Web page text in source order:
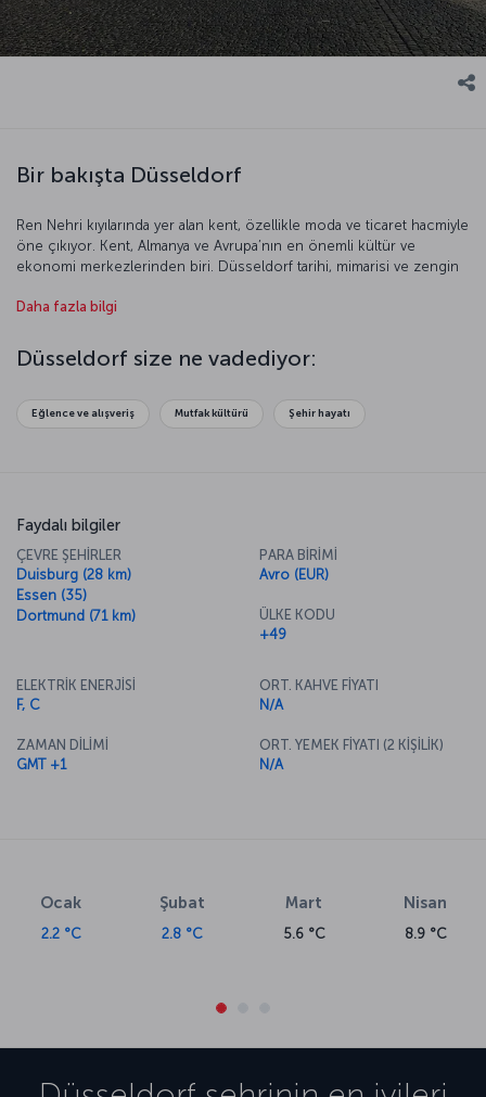
Bir bakışta Düsseldorf
Ren Nehri kıyılarında yer alan kent, özellikle moda ve ticaret hacmiyle
öne çıkıyor. Kent, Almanya ve Avrupa’nın en önemli kültür ve
ekonomi merkezlerinden biri. Düsseldorf tarihi, mimarisi ve zengin
sahipliği yapan Düsseldorf, özellikle yabancı turistler tarafından
da korumayı başarmış görünüyor. Gelin bu etkileyici kente daha
yakından bakalım.
Daha fazla bilgi
Düsseldorf size ne vadediyor:
Eğlence ve alışveriş Mutfak kültürü Şehir hayatı
Faydalı bilgiler
ÇEVRE ŞEHİRLER
Duisburg (28 km)
Essen (35)
Dortmund (71 km)
PARA BİRİMİ
Avro (EUR)
ÜLKE KODU
+49
ELEKTRİK ENERJİSİ
F, C
ZAMAN DİLİMİ
GMT +1
ORT. KAHVE FİYATI
N/A
ORT. YEMEK FİYATI (2 KİŞİLİK)
N/A
Ocak
2.2 °C
Şubat
2.8 °C
Mart
5.6 °C
Nisan
8.9 °C